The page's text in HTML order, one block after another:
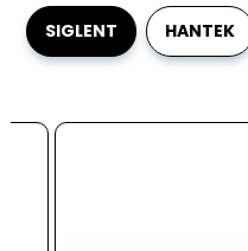
SIGLENT HANTEK